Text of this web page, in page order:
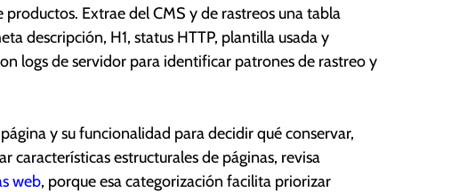
Extrae del CMS y de rastreos una tabla
descripción, H1, status HTTP, plantilla usada y
logs de servidor para identificar patrones de rastreo y
y su funcionalidad para decidir qué conservar,
características estructurales de páginas, revisa
web, porque esa categorización facilita priorizar